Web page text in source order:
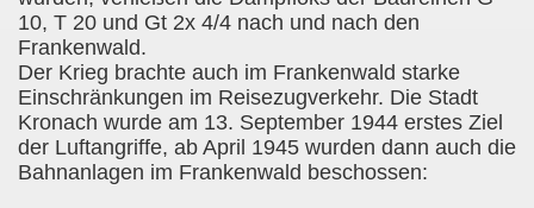
10, T 20 und Gt 2x 4/4 nach und nach den
Frankenwald.
Der Krieg brachte auch im Frankenwald starke
Einschränkungen im Reisezugverkehr. Die Stadt
Kronach wurde am 13. September 1944 erstes Ziel
der Luftangriffe, ab April 1945 wurden dann auch die
Bahnanlagen im Frankenwald beschossen: